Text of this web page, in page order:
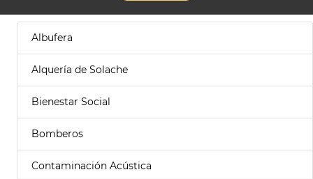
Albufera
Alquería de Solache
Bienestar Social
Bomberos
Contaminación Acústica